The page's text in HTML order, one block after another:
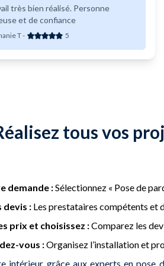
très bien réalisé. Personne
et de confiance
T- 5
tous vos
demande :Sélectionnez « Pose de
devis : Les prestataires compétents et
prix et choisissez :Comparez les
vous :Organisez l’installation et
intérieur grâce aux experts en pose